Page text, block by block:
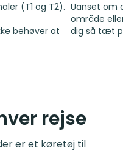
(T1 og T2).
behøver at
Uanset om
område
dig så tæt
rejse
er et køretøj til